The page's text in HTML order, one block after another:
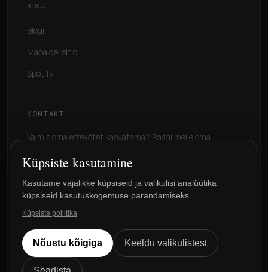
SISU
Blogi
Mapa del sitio
Spotify
KONTAKT
Valmis oma ettevõtet kasvatama? Räägi meile oma
Taotle nõustamist
2026The Funnel Box.
Juriidiline teade
Küpsiste kasutamine
Kasutame vajalikke küpsiseid ja valikulisi analüütika
küpsiseid kasutuskogemuse parandamiseks.
Küpsiste poliitika
Nõustu kõigiga Keeldu valikulistest